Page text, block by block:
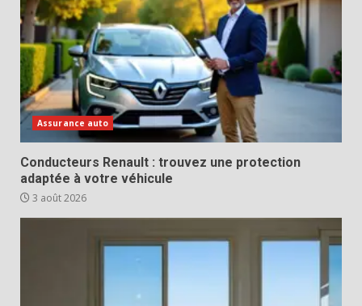
Assurance auto
Conducteurs Renault : trouvez une protection
adaptée à votre véhicule
3 août 2026